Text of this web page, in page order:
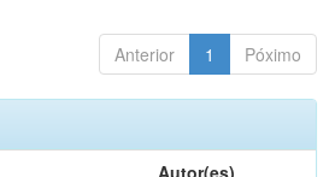
Anterior 1 Póximo